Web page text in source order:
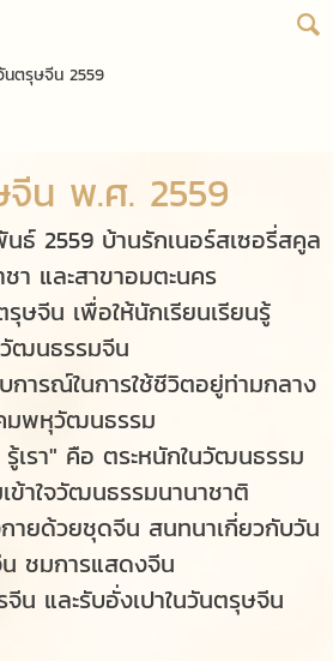
นตรุษจีน 2559
น พ.ศ. 2559
2559 บ้านรักเนอร์สเซอรี่สคูล
า และสาขาอมตะนคร
ษจีน เพื่อให้นักเรียนเรียนรู้
วัฒนธรรมจีน
การณ์ในการใช้ชีวิตอยู่ท่ามกลาง
มพหุวัฒนธรรม
เรา" คือ ตระหนักในวัฒนธรรม
ข้าใจวัฒนธรรมนานาชาติ
ายด้วยชุดจีน สนทนาเกี่ยวกับวัน
ชมการแสดงจีน
จีน และรับอั่งเปาในวันตรุษจีน